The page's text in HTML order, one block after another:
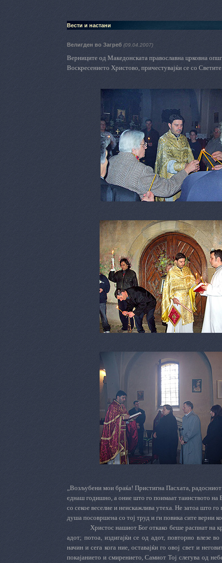
Вести и настани
Велигден во Загреб (09.04.2007)
Верниците од Македонската православна црковна
Воскресението Христово, причестувајќи се со
„Возљубени мои браќа! Пристигна Пасхата,
еднаш годишно, а оние што го поимаат таинството на
со секое веселие и неискажлива утеха. Не затоа што
душа посовршена со тој труд и ги повика сите верни
Христос нашиот Бог откако беше распнат на
адот; потоа, издигајќи се од адот, повторно влезе
начин и сега кога ние, оставајќи го овој свет и
покајанието и смирението, Самиот Тој слегува од